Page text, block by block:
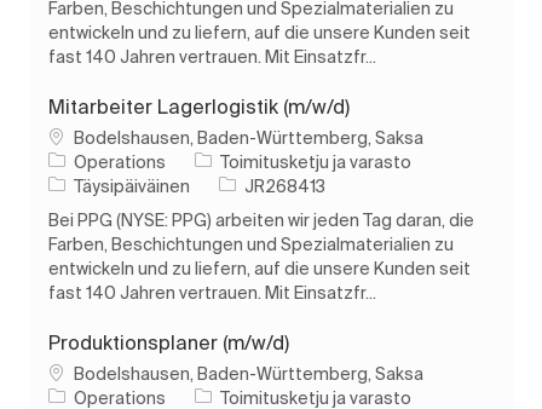
Farben, Beschichtungen und Spezialmaterialien zu
entwickeln und zu liefern, auf die unsere Kunden seit
fast 140 Jahren vertrauen. Mit Einsatzfr...
Mitarbeiter Lagerlogistik (m/w/d)
PaikkaBodelshausen, Baden-Württemberg, Saksa
Operations
Luokka
Toimitusketju ja varasto
Työn tyyppi
Täysipäiväinen Työn tunnus
JR268413
Bei PPG (NYSE: PPG) arbeiten wir jeden Tag daran, die
Farben, Beschichtungen und Spezialmaterialien zu
entwickeln und zu liefern, auf die unsere Kunden seit
fast 140 Jahren vertrauen. Mit Einsatzfr...
Produktionsplaner (m/w/d)
PaikkaBodelshausen, Baden-Württemberg, Saksa
Operations
Luokka
Toimitusketju ja varasto